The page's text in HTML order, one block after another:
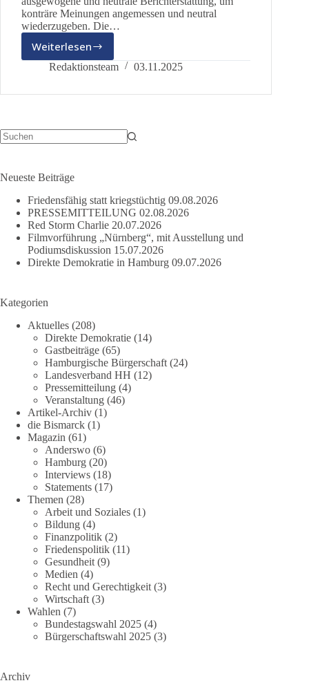
konträre Meinungen angemessen und neutral
wiederzugeben. Die…
WeiterlesenMeinungsfreiheit
und
Berichterstattung
Redaktionsteam 03.11.2025
Neueste Beiträge
Friedensfähig statt kriegstüchtig 09.08.2026
PRESSEMITTEILUNG 02.08.2026
Red Storm Charlie 20.07.2026
Filmvorführung „Nürnberg“, mit Ausstellung und
Podiumsdiskussion 15.07.2026
Direkte Demokratie in Hamburg 09.07.2026
Kategorien
Aktuelles (208)
Direkte Demokratie (14)
Gastbeiträge (65)
Hamburgische Bürgerschaft (24)
Landesverband HH (12)
Pressemitteilung (4)
Veranstaltung (46)
Artikel-Archiv (1)
die Bismarck (1)
Magazin (61)
Anderswo (6)
Hamburg (20)
Interviews (18)
Statements (17)
Themen (28)
Arbeit und Soziales (1)
Bildung (4)
Finanzpolitik (2)
Friedenspolitik (11)
Gesundheit (9)
Medien (4)
Recht und Gerechtigkeit (3)
Wirtschaft (3)
Wahlen (7)
Bundestagswahl 2025 (4)
Bürgerschaftswahl 2025 (3)
Archiv